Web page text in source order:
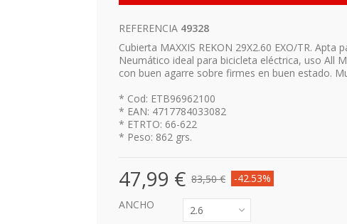
REFERENCIA 49328
Cubierta MAXXIS REKON 29X2.60 EXO/TR. Apta
Neumático ideal para bicicleta eléctrica, uso All
con buen agarre sobre firmes en buen estado.
* Cod: ETB96962100
* EAN: 4717784033082
* ETRTO: 66-622
* Peso: 862 grs.
47,99 € 83,50 €
-42.53%
ANCHO
2.6